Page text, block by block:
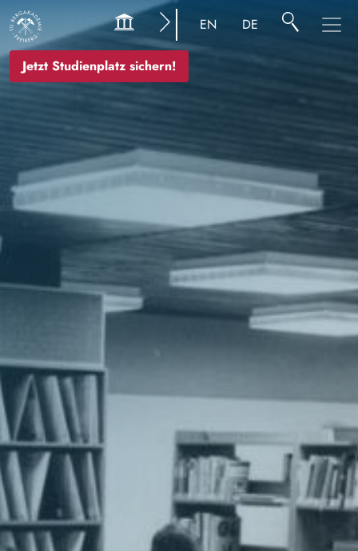
Jetzt Studienplatz sichern!
EN DE
Bild